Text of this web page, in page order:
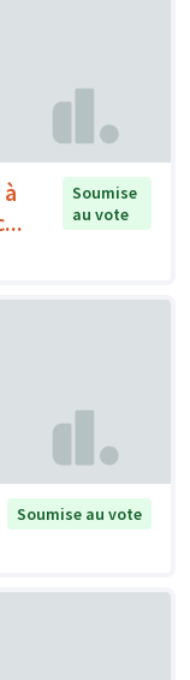
Soumise
au vote
Soumise au vote